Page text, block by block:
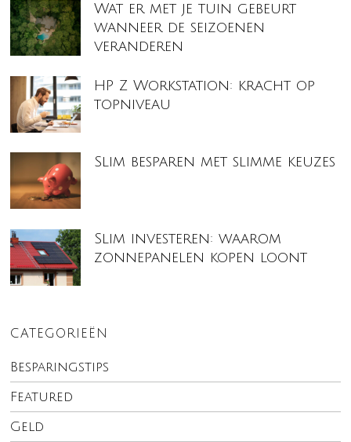
Wat er met je tuin gebeurt
wanneer de seizoenen
veranderen
HP Z Workstation: kracht op
topniveau
Slim besparen met slimme keuzes
Slim investeren: waarom
zonnepanelen kopen loont
CATEGORIEËN
Besparingstips
Featured
Geld